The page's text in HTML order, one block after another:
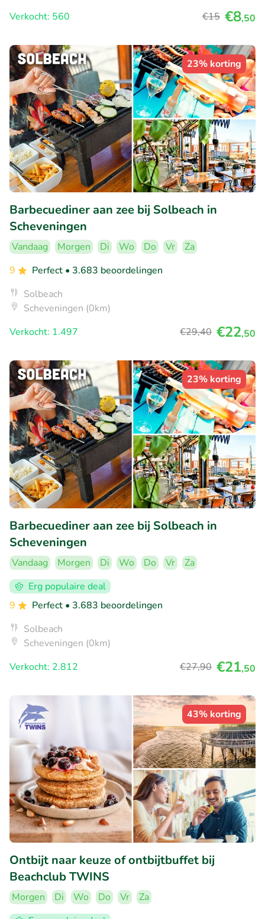
Verkocht: 560
€15 €8,50
23% korting
Barbecuediner aan zee bij Solbeach in
Scheveningen
Vandaag Morgen Di Wo Do Vr
Za
9
Perfect • 3.683 beoordelingen
Solbeach
Scheveningen (0km)
Verkocht: 1.497
€29,40 €22,50
23% korting
Barbecuediner aan zee bij Solbeach in
Scheveningen
Vandaag Morgen Di Wo Do Vr
Za
Erg populaire deal
9
Perfect • 3.683 beoordelingen
Solbeach
Scheveningen (0km)
Verkocht: 2.812
€27,90 €21,50
43% korting
Ontbijt naar keuze of ontbijtbuffet bij
Beachclub TWINS
Morgen Di Wo Do Vr
Za